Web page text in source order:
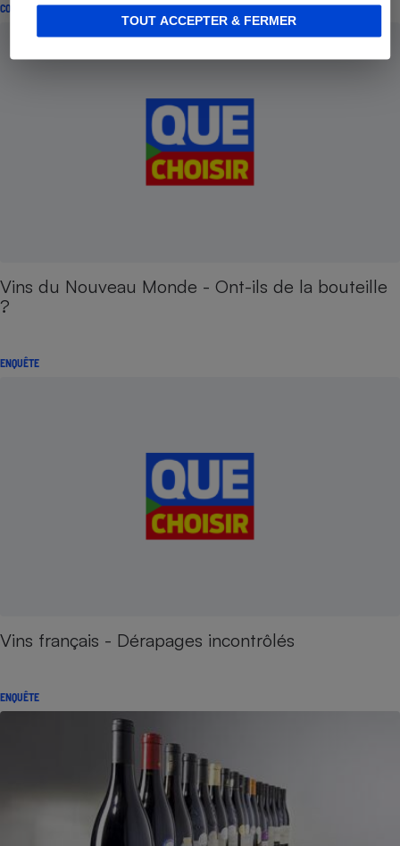
TOUT ACCEPTER & FERMER
COMMENTAIRES SUR LE COMPARATIF
Vins du Nouveau Monde - Ont-ils de la bouteille
?
ENQUÊTE
Vins français - Dérapages incontrôlés
ENQUÊTE